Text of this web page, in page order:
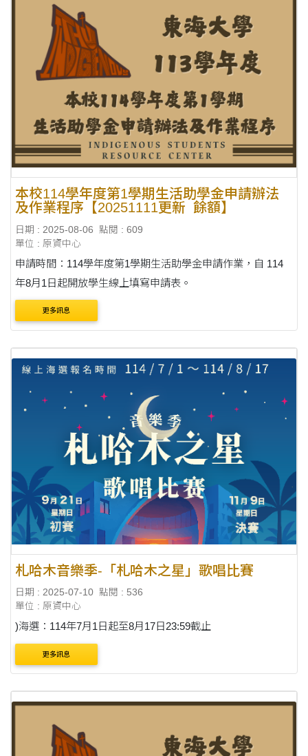
本校114學年度第1學期生活助學金申請辦法
及作業程序【20251111更新_餘額】
日期 : 2025-08-06
點閱 : 609
單位 : 原資中心
申請時間：114學年度第1學期生活助學金申請作業，自 114
年8月1日起開放學生線上填寫申請表。
更多訊息
札哈木音樂季-「札哈木之星」歌唱比賽
日期 : 2025-07-10 點閱 : 536
單位 : 原資中心
)海選：114年7月1日起至8月17日23:59截止
更多訊息